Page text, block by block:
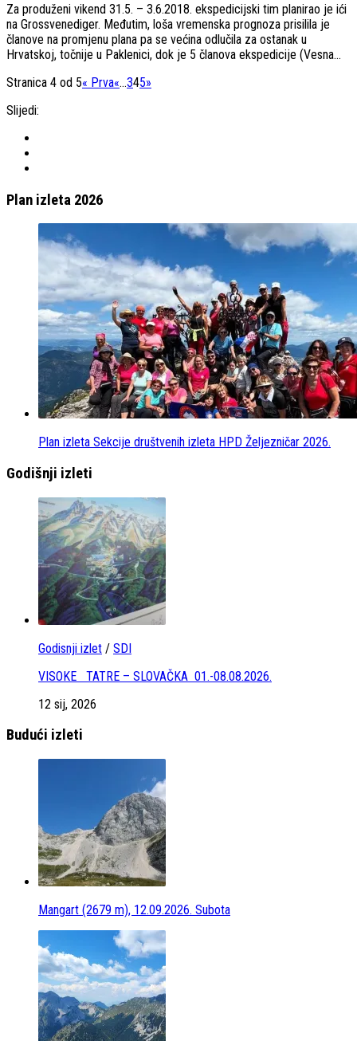
Za produženi vikend 31.5. – 3.6.2018. ekspedicijski tim planirao je ići
na Grossvenediger. Međutim, loša vremenska prognoza prisilila je
članove na promjenu plana pa se većina odlučila za ostanak u
Hrvatskoj, točnije u Paklenici, dok je 5 članova ekspedicije (Vesna...
Stranica 4 od 5« Prva«...345»
Slijedi:
Plan izleta 2026
Plan izleta Sekcije društvenih izleta HPD Željezničar 2026.
Godišnji izleti
Godisnji izlet / SDI
VISOKE TATRE – SLOVAČKA 01.-08.08.2026.
12 sij, 2026
Budući izleti
Mangart (2679 m), 12.09.2026. Subota